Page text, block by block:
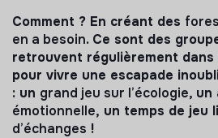
Comment ? En créant des
en a besoin. Ce sont des
retrouvent régulièrement dans
pour vivre une escapade
: un grand jeu sur l’écologie, un
émotionnelle, un temps de jeu
d’échanges !